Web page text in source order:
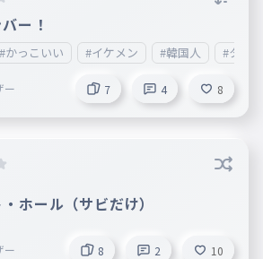
ー！
#かっこいい #イケメン #韓国人 #タイ
ー 7 4 8
ホール（サビだけ）
ー 8 2 10